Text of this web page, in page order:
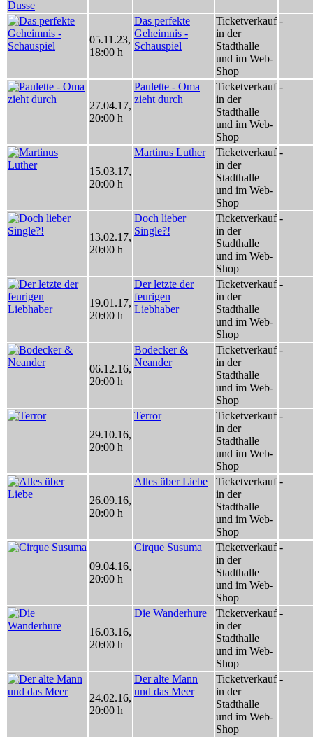
05.11.23,
18:00 h
Das perfekte
Geheimnis -
Schauspiel
Ticketverkauf
in der
Stadthalle
und im Web-
Shop
-
27.04.17,
20:00 h
Paulette - Oma
zieht durch
Ticketverkauf
in der
Stadthalle
und im Web-
Shop
-
15.03.17,
20:00 h
Martinus Luther
Ticketverkauf
in der
Stadthalle
und im Web-
Shop
-
13.02.17,
20:00 h
Doch lieber
Single?!
Ticketverkauf
in der
Stadthalle
und im Web-
Shop
-
19.01.17,
20:00 h
Der letzte der
feurigen
Liebhaber
Ticketverkauf
in der
Stadthalle
und im Web-
Shop
-
06.12.16,
20:00 h
Bodecker &
Neander
Ticketverkauf
in der
Stadthalle
und im Web-
Shop
-
29.10.16,
20:00 h
Terror
Ticketverkauf
in der
Stadthalle
und im Web-
Shop
-
26.09.16,
20:00 h
Alles über Liebe
Ticketverkauf
in der
Stadthalle
und im Web-
Shop
-
09.04.16,
20:00 h
Cirque Susuma
Ticketverkauf
in der
Stadthalle
und im Web-
Shop
-
16.03.16,
20:00 h
Die Wanderhure
Ticketverkauf
in der
Stadthalle
und im Web-
Shop
-
24.02.16,
20:00 h
Der alte Mann
und das Meer
Ticketverkauf
in der
Stadthalle
und im Web-
Shop
-